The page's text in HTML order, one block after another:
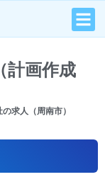
計画作成
求人（周南市）